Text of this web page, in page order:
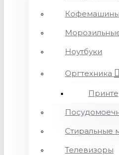
Кофемашины
Ноутбуки
Оргтехника
Стиральные
Телевизоры